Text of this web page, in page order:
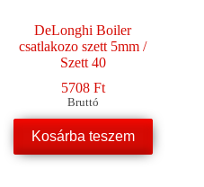
DeLonghi Boiler
csatlakozo szett 5mm /
Szett 40
5708 Ft
Bruttó
Kosárba teszem